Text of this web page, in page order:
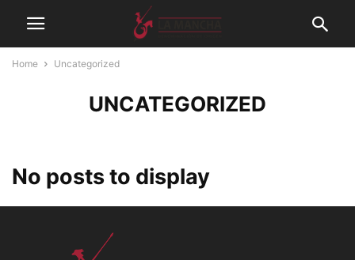
Home Uncategorized
UNCATEGORIZED
No posts to display